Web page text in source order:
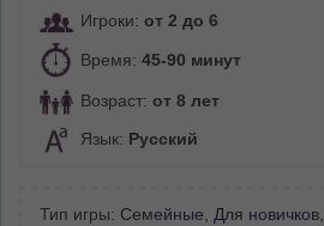
Игроки: от 2 до 6
Время: 45-90 минут
Возраст: от 8 лет
Язык: Русский
Тип игры: Семейные, Для новичков,